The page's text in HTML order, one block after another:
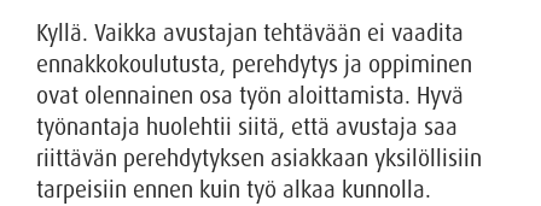
Kyllä. Vaikka avustajan tehtävään ei vaadita
ennakkokoulutusta, perehdytys ja oppiminen
ovat olennainen osa työn aloittamista. Hyvä
työnantaja huolehtii siitä, että avustaja saa
riittävän perehdytyksen asiakkaan yksilöllisiin
tarpeisiin ennen kuin työ alkaa kunnolla.